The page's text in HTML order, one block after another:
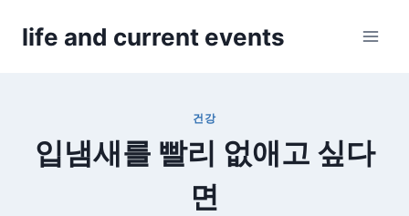
life and current events
건강
입냄새를 빨리 없애고 싶다
면